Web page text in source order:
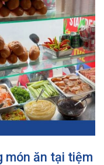
món ăn tại tiệm